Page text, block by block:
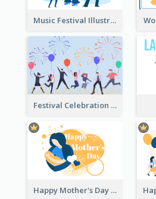
Music Festival Illustration
Festival Celebration Illustration
Happy Mother's Day